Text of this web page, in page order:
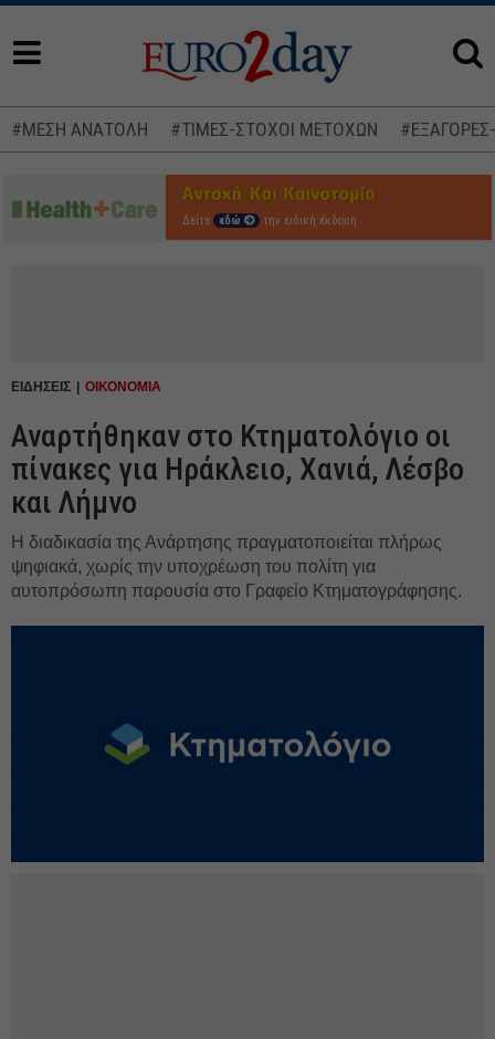
#ΜΕΣΗ ΑΝΑΤΟΛΗ #ΤΙΜΕΣ-ΣΤΟΧΟΙ ΜΕΤΟΧΩΝ
Δείτε εδώ την ειδική έκδοση
ΕΙΔΗΣΕΙΣ ΟΙΚΟΝΟΜΙΑ
Αναρτήθηκαν στο Κτηματολόγιο οι
πίνακες για Ηράκλειο, Χανιά, Λέσβο
και Λήμνο
Η διαδικασία της Ανάρτησης πραγματοποιείται πλήρως
ψηφιακά, χωρίς την υποχρέωση του πολίτη για
αυτοπρόσωπη παρουσία στο Γραφείο Κτηματογράφησης.